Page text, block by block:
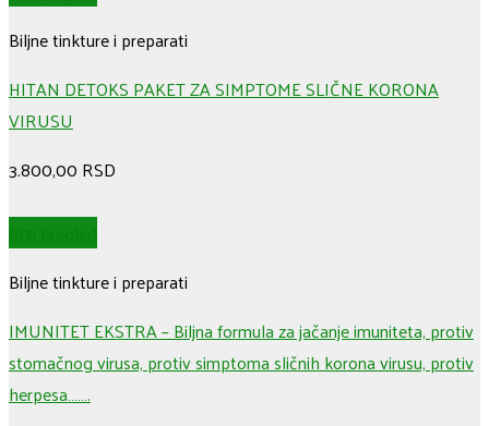
Biljne tinkture i preparati
HITAN DETOKS PAKET ZA SIMPTOME SLIČNE KORONA
VIRUSU
3.800,00 RSD
Biljne tinkture i preparati
IMUNITET EKSTRA – Biljna formula za jačanje imuniteta, protiv
stomačnog virusa, protiv simptoma sličnih korona virusu, protiv
herpesa…….